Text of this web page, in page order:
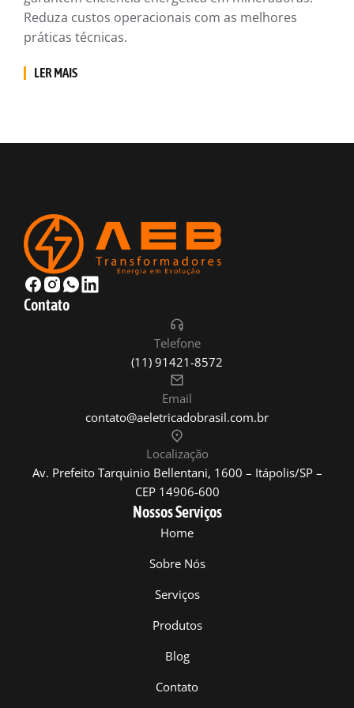
Reduza custos operacionais com as melhores
práticas técnicas.
LER MAIS
Contato
Telefone
(11) 91421-8572
Email
contato@aeletricadobrasil.com.br
Localização
Av. Prefeito Tarquinio Bellentani, 1600 – Itápolis/SP –
CEP 14906-600
Nossos Serviços
Home
Sobre Nós
Serviços
Produtos
Blog
Contato